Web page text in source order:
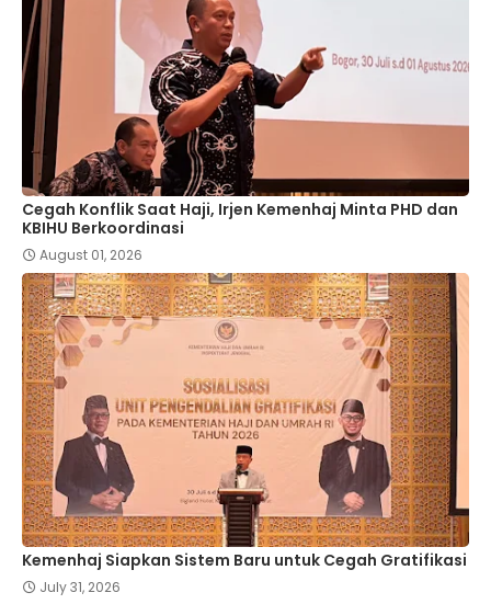
Cegah Konflik Saat Haji, Irjen Kemenhaj Minta PHD dan
KBIHU Berkoordinasi
August 01, 2026
Kemenhaj Siapkan Sistem Baru untuk Cegah Gratifikasi
July 31, 2026